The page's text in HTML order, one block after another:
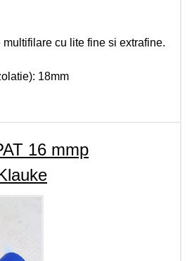
multifilare cu lite fine si extrafine.
18mm
16 mmp